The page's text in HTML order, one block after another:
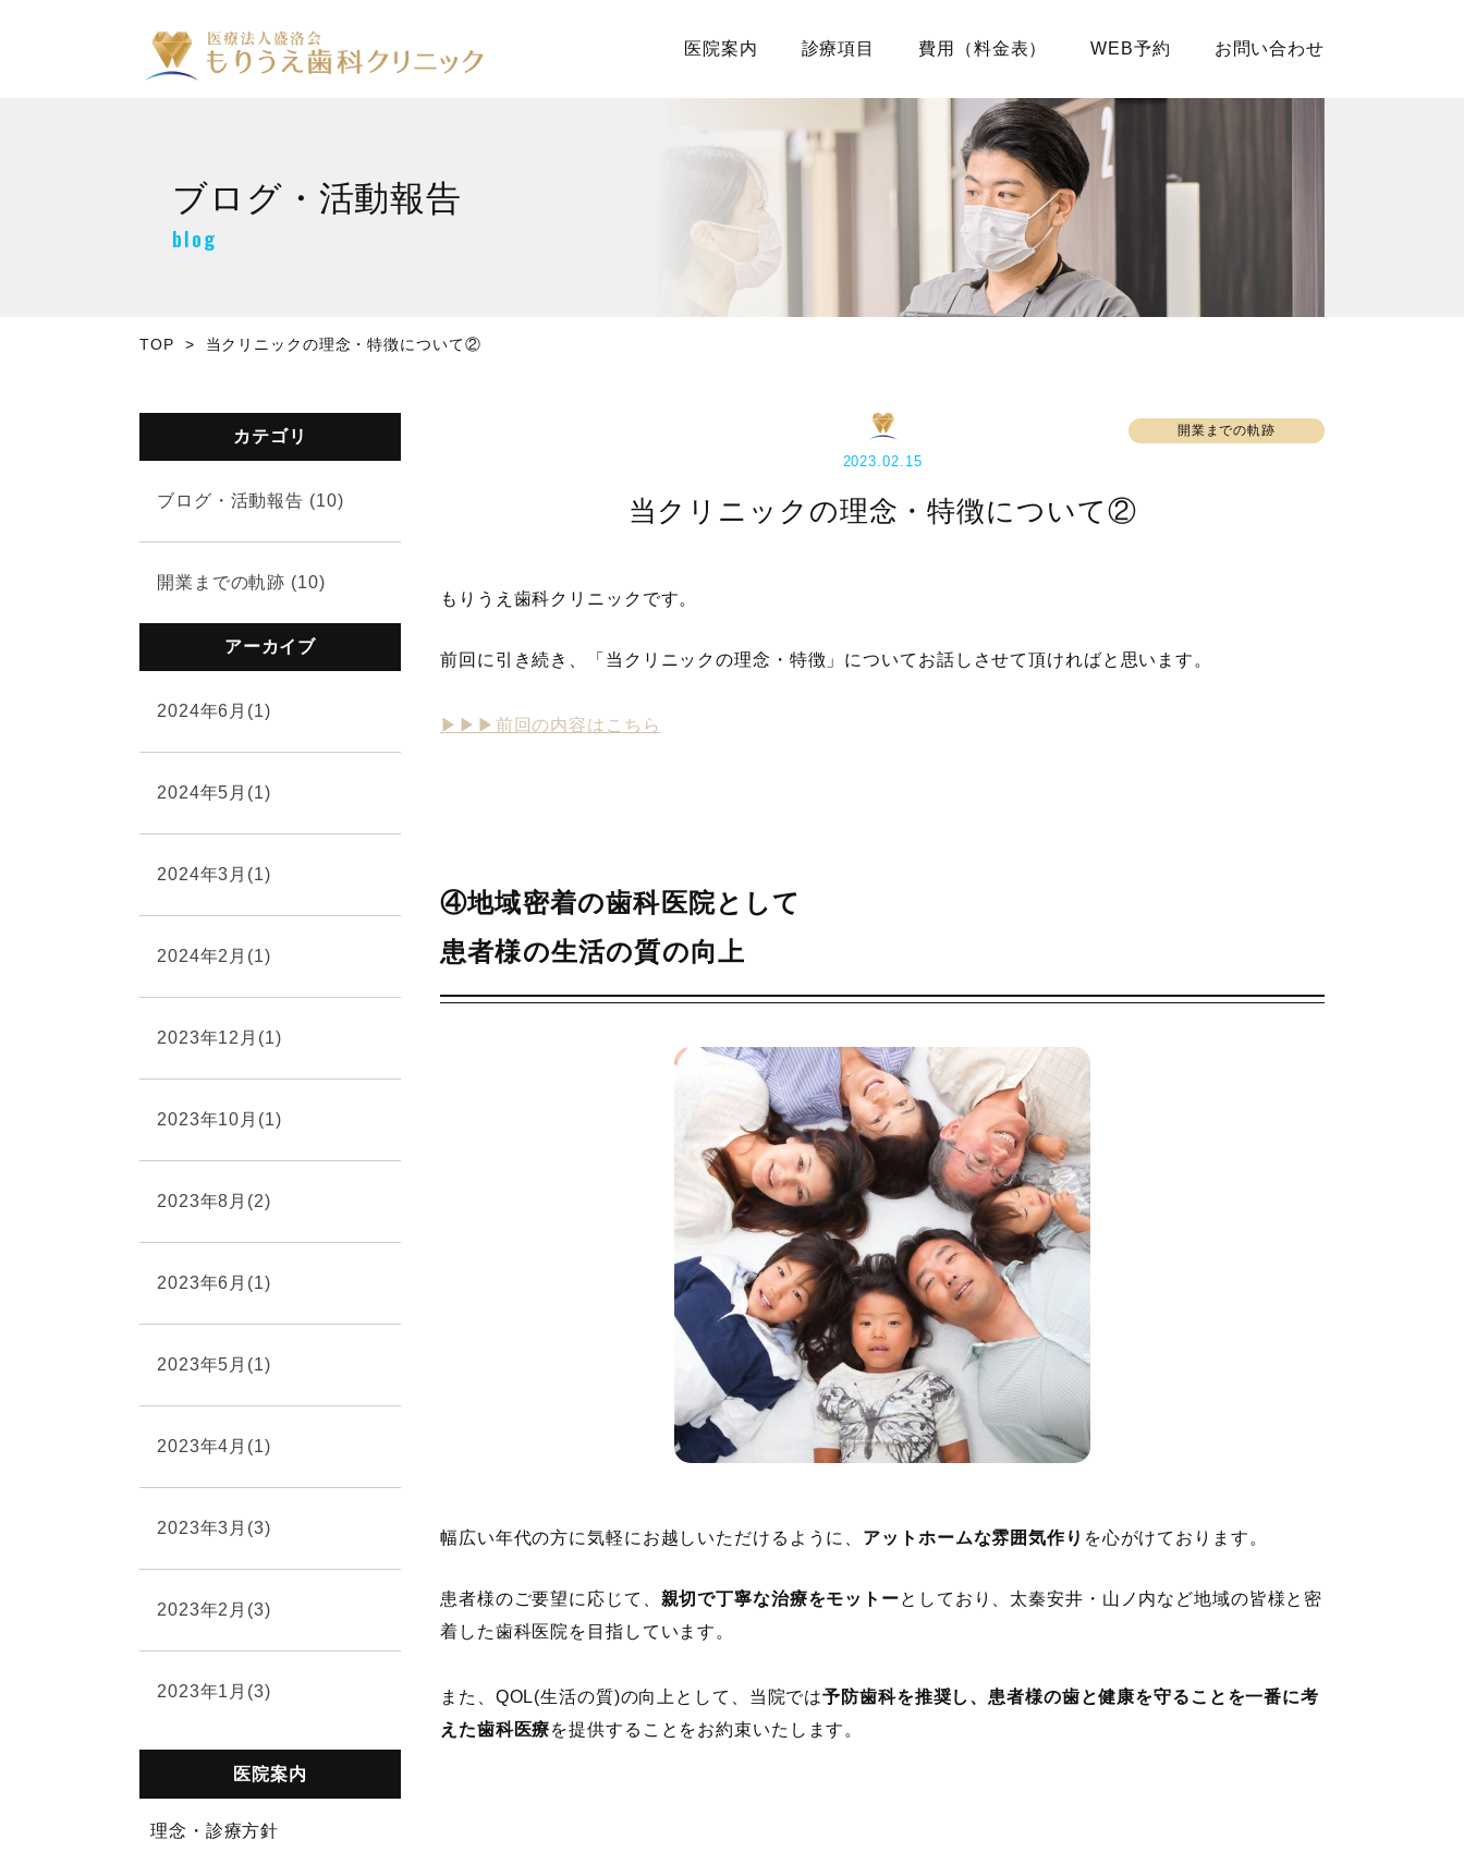
医院案内 診療項目 費用（料金表） WEB予約 お問い合わせ
ブログ・活動報告
blog
TOP 当クリニックの理念・特徴について②
2023.02.15
当クリニックの理念・特徴について②
開業までの軌跡
もりうえ歯科クリニックです。
前回に引き続き、「当クリニックの理念・特徴」についてお話しさせて頂ければと思います。
▶︎▶︎▶︎前回の内容はこちら
④地域密着の歯科医院として
患者様の生活の質の向上
幅広い年代の方に気軽にお越しいただけるように、 アットホームな雰囲気作り を心がけております。
患者様のご要望に応じて、 親切で丁寧な治療をモットーとしており、太秦安井・山ノ内など地域の皆様と密
着した歯科医院を目指しています。
また、QOL(生活の質)の向上として、当院では予防歯科を推奨し、患者様の歯と健康を守ることを一番に考
えた歯科医療を提供することをお約束いたします。
カテゴリ
ブログ・活動報告 (10)
開業までの軌跡 (10)
アーカイブ
2024年6月(1)
2024年5月(1)
2024年3月(1)
2024年2月(1)
2023年12月(1)
2023年10月(1)
2023年8月(2)
2023年6月(1)
2023年5月(1)
2023年4月(1)
2023年3月(3)
2023年2月(3)
2023年1月(3)
医院案内
理念・診療方針